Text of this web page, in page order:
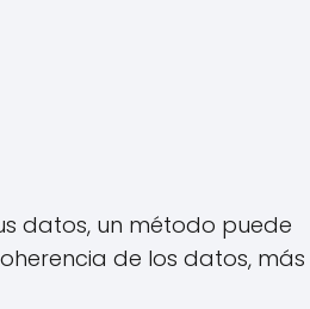
datos, un método puede
de los datos, más